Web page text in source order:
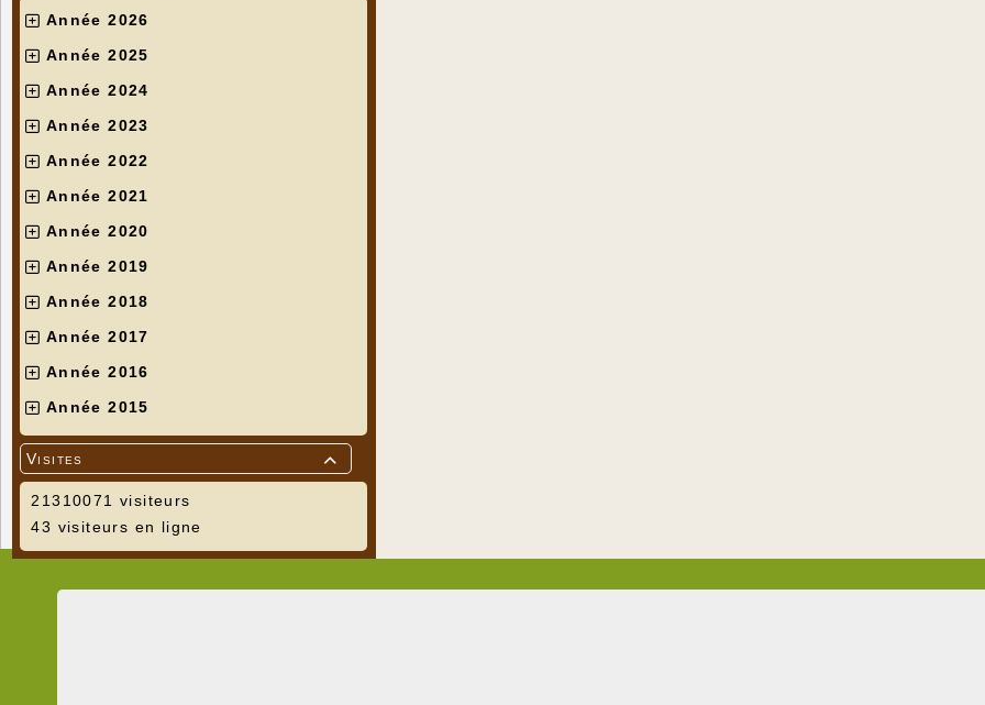
Année 2026
Année 2025
Année 2024
Année 2023
Année 2022
Année 2021
Année 2020
Année 2019
Année 2018
Année 2017
Année 2016
Année 2015

Visites
21310071 visiteurs
43 visiteurs en ligne